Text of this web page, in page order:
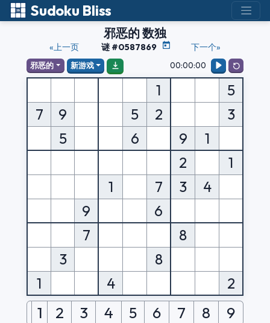
Sudoku Bliss
邪恶的 数独
«上一页 谜 #0587869 下一个»
邪恶的 新游戏 00:00:00
1
5
7
9 5 2
3
5
6 9
1
2
1
1
7 3
4
9
6
7
8
3
8
1
4 2
1 2 3 4 5 6 7 8 9